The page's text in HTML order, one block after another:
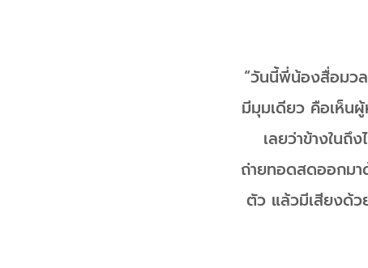
“วันนี้พี่น้องสื่อมว
มีมุมเดียว คือเห็น
เลยว่าข้างในถึ
ถ่ายทอดสดออกมา
ตัว แล้วมีเสียงด้ว